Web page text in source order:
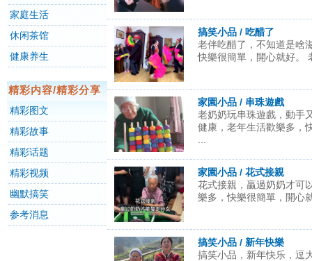
家庭生活
休闲茶馆
健康养生
精彩内容/精彩分享
精彩图文
精彩故事
精彩话题
精彩视频
幽默搞笑
参考消息
搞笑小品 / 吃醋了
老伴吃醋了，不知道是啥
快樂很簡單，開心就好。
家園小品 / 串珠遊戲
老奶奶玩串珠遊戲，動手
健康，老年生活歡樂多，
家園小品 / 花式接親
花式接親，贏過奶奶才可
樂多，快樂很簡單，開心
搞笑小品 / 新年快樂
搞笑小品，新年快乐，逗